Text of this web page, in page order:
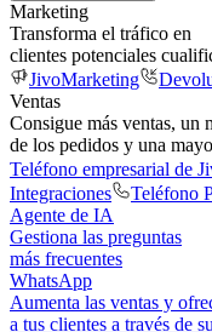
Marketing
Transforma el tráfico en
clientes potenciales
JivoMarketing
Ventas
Consigue más ventas, un
de los pedidos y una
Teléfono empresarial de
Integraciones
Teléfono
Agente de IA
Gestiona las preguntas
más frecuentes
WhatsApp
Aumenta las ventas y
a tus clientes a través de